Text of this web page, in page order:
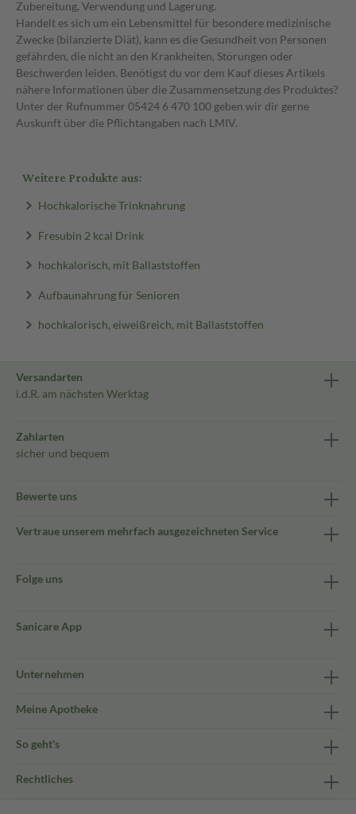
Zubereitung, Verwendung und Lagerung.
Handelt es sich um ein Lebensmittel für besondere medizinische
Zwecke (bilanzierte Diät), kann es die Gesundheit von Personen
gefährden, die nicht an den Krankheiten, Störungen oder
Beschwerden leiden. Benötigst du vor dem Kauf dieses Artikels
nähere Informationen über die Zusammensetzung des Produktes?
Unter der Rufnummer 05424 6 470 100 geben wir dir gerne
Auskunft über die Pflichtangaben nach LMIV.
Weitere Produkte aus:
Hochkalorische Trinknahrung
Fresubin 2 kcal Drink
hochkalorisch, mit Ballaststoffen
Aufbaunahrung für Senioren
hochkalorisch, eiweißreich, mit Ballaststoffen
Versandarten
i.d.R. am nächsten Werktag
Zahlarten
sicher und bequem
Bewerte uns
Vertraue unserem mehrfach ausgezeichneten Service
Folge uns
Sanicare App
Unternehmen
Meine Apotheke
So geht's
Rechtliches